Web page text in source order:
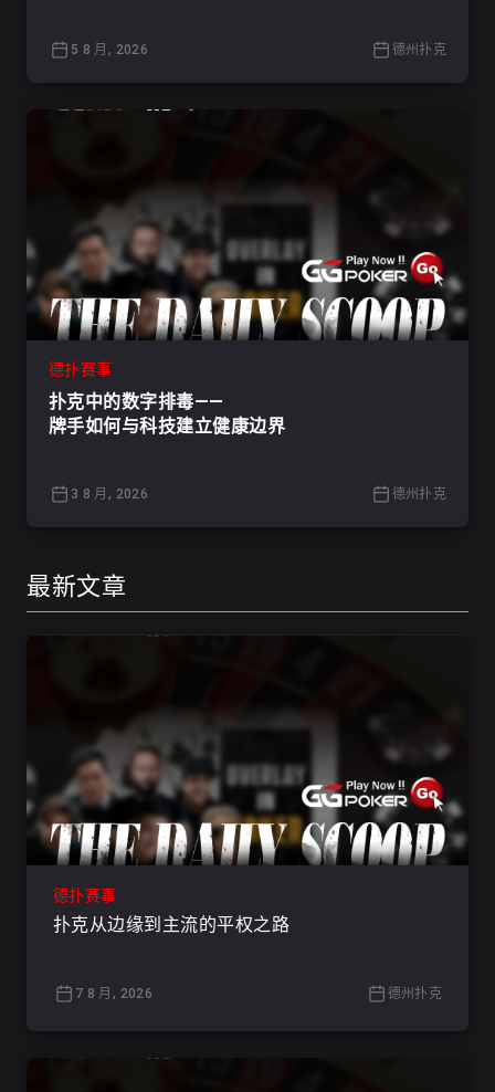
5 8 月, 2026 德州扑克
德扑赛事
扑克中的数字排毒——
牌手如何与科技建立健康边界
3 8 月, 2026 德州扑克
最新文章
德扑赛事
扑克从边缘到主流的平权之路
7 8 月, 2026 德州扑克